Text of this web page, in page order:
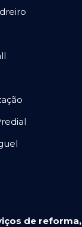
de reforma,